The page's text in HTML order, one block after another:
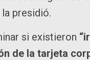
presidió.
si existieron
de la tarjeta